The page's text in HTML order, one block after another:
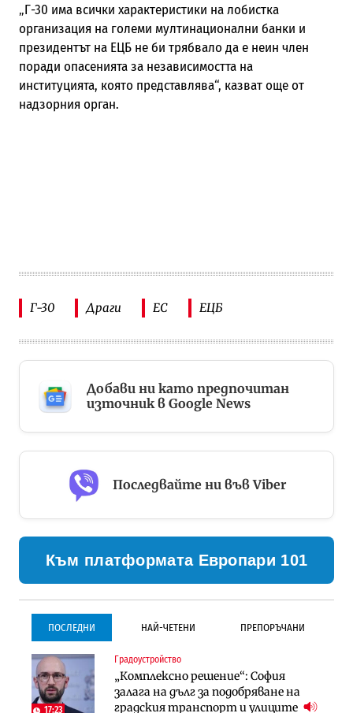
„Г-30 има всички характеристики на лобистка
организация на големи мултинационални банки и
президентът на ЕЦБ не би трябвало да е неин член
поради опасенията за независимостта на
институцията, която представлява“, казват още от
надзорния орган.
Г-30 Драги ЕС ЕЦБ
Добави ни като предпочитан
източник в Google News
Последвайте ни във Viber
Към платформата Европари 101
ПОСЛЕДНИ НАЙ-ЧЕТЕНИ ПРЕПОРЪЧАНИ
17:23
Градоустройство
„Комплексно решение“: София
залага на дълг за подобряване на
градския транспорт и улиците
Градоустройство
Столична община избра
изпълнител за преместването на
трамвайното трасе по бул.
Инфраструктура
Проектирането на тунела под
Петрохан ще върви паралелно с
екологичните оценки